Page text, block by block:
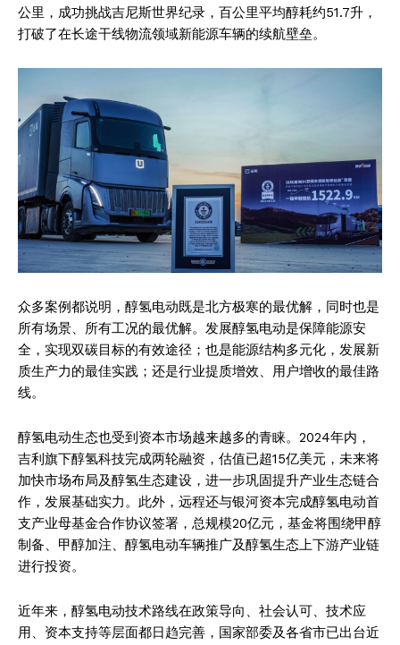
公里，成功挑战吉尼斯世界纪录，百公里平均醇耗约51.7升，
打破了在长途干线物流领域新能源车辆的续航壁垒。
众多案例都说明，醇氢电动既是北方极寒的最优解，同时也是
所有场景、所有工况的最优解。发展醇氢电动是保障能源安
全，实现双碳目标的有效途径；也是能源结构多元化，发展新
质生产力的最佳实践；还是行业提质增效、用户增收的最佳路
线。
醇氢电动生态也受到资本市场越来越多的青睐。2024年内，
吉利旗下醇氢科技完成两轮融资，估值已超15亿美元，未来将
加快市场布局及醇氢生态建设，进一步巩固提升产业生态链合
作，发展基础实力。此外，远程还与银河资本完成醇氢电动首
支产业母基金合作协议签署，总规模20亿元，基金将围绕甲醇
制备、甲醇加注、醇氢电动车辆推广及醇氢生态上下游产业链
进行投资。
近年来，醇氢电动技术路线在政策导向、社会认可、技术应
用、资本支持等层面都日趋完善，国家部委及各省市已出台近